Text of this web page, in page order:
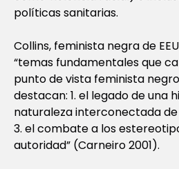
políticas sanitarias.
Collins, feminista negra de
“temas fundamentales que
punto de vista feminista
destacan: 1. el legado de una
naturaleza interconectada
3. el combate a los
autoridad” (Carneiro 2001).